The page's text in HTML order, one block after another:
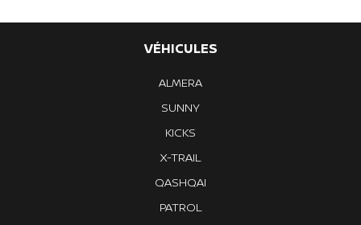
VÉHICULES
ALMERA
SUNNY
KICKS
X-TRAIL
QASHQAI
PATROL